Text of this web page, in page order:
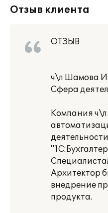
Отзыв клиента
ОТЗЫВ
ч\л Шамова
Сфера
Компания
Архитектор
внедрение
продукта.